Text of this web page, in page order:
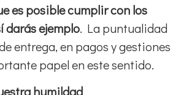
es posible cumplir con los
darás ejemplo. La puntualidad
entrega, en pagos y gestiones
papel en este sentido.
humildad